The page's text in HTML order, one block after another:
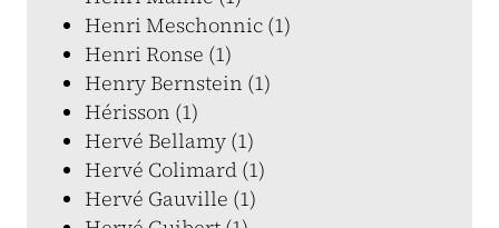
Henri Meschonnic (1)
Henri Ronse (1)
Henry Bernstein (1)
Hérisson (1)
Hervé Bellamy (1)
Hervé Colimard (1)
Hervé Gauville (1)